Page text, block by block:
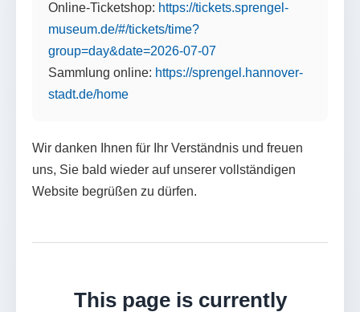
Online-Ticketshop: https://tickets.sprengel-
museum.de/#/tickets/time?
group=day&date=2026-07-07
Sammlung online: https://sprengel.hannover-
stadt.de/home
Wir danken Ihnen für Ihr Verständnis und freuen
uns, Sie bald wieder auf unserer vollständigen
Website begrüßen zu dürfen.
This page is currently